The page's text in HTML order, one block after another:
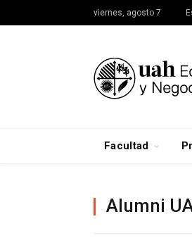
viernes, agosto 7
Facultad
Alumni